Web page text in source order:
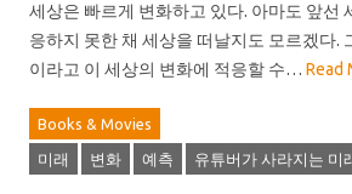
세상은 빠르게 변화하고 있다. 아마도 앞선
응하지 못한 채 세상을 떠날지도 모르겠다.
이라고 이 세상의 변화에 적응할 수… Read
Books & Movies
미래 변화 예측 유튜버가 사라지는 미